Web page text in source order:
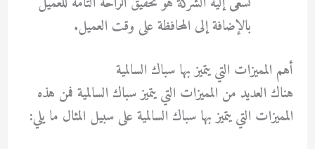
بالإضافة إلى المحافظة على وقت العميل.
أهم المميزات التي يتميز بها سباك السالمية
هناك العديد من المميزات التي يتميزسباك السالمية فمن هذه
المميزات التي يتميز بها سباك السالمية على سبيل المثال ما يلي: